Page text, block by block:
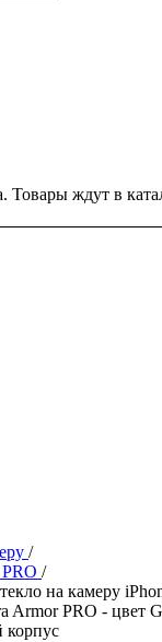
Товары ждут в
/
/
на камеру
Armor PRO - цвет